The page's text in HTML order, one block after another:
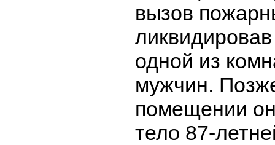
вызов
одной из
мужчин.
помещении
тело 87-